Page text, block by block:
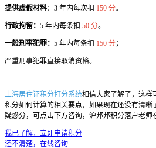
提供虚假材料：3 年内每次扣 150 分。
行政拘留： 5 年内每条扣 50 分。
一般刑事犯罪： 5 年内每条扣 150 分；
严重刑事犯罪直接取消资格。
上海居住证积分打分系统相信大家了解了，这样
积分如何计算的相关要点，如果现在还没有清
疑惑分，可点击下方咨询，沪邦邦积分落户老师
我已了解，立即申请积分
还不清楚，在线咨询